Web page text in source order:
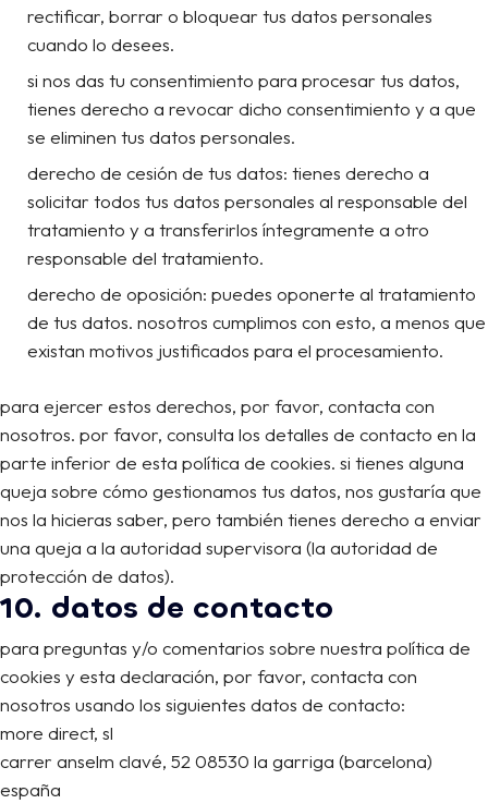
rectificar, borrar o bloquear tus datos personales
cuando lo desees.
si nos das tu consentimiento para procesar tus datos,
tienes derecho a revocar dicho consentimiento y a que
se eliminen tus datos personales.
derecho de cesión de tus datos: tienes derecho a
solicitar todos tus datos personales al responsable del
tratamiento y a transferirlos íntegramente a otro
responsable del tratamiento.
derecho de oposición: puedes oponerte al tratamiento
de tus datos. nosotros cumplimos con esto, a menos que
existan motivos justificados para el procesamiento.
para ejercer estos derechos, por favor, contacta con
nosotros. por favor, consulta los detalles de contacto en la
parte inferior de esta política de cookies. si tienes alguna
queja sobre cómo gestionamos tus datos, nos gustaría que
nos la hicieras saber, pero también tienes derecho a enviar
una queja a la autoridad supervisora (la autoridad de
protección de datos).
10. datos de contacto
para preguntas y/o comentarios sobre nuestra política de
cookies y esta declaración, por favor, contacta con
nosotros usando los siguientes datos de contacto:
more direct, sl
carrer anselm clavé, 52 08530 la garriga (barcelona)
españa